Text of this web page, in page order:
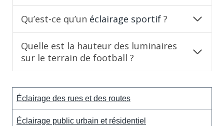
Qu’est-ce qu’un éclairage sportif ?
Quelle est la hauteur des luminaires
sur le terrain de football ?
Éclairage des rues et des routes
Éclairage public urbain et résidentiel